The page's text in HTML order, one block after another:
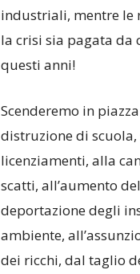
industriali, mentre le
la crisi sia pagata da
questi anni!
Scenderemo in
distruzione di
licenziamenti, alla
scatti, all’aumento
deportazione degli
ambiente,
dei ricchi, dal taglio